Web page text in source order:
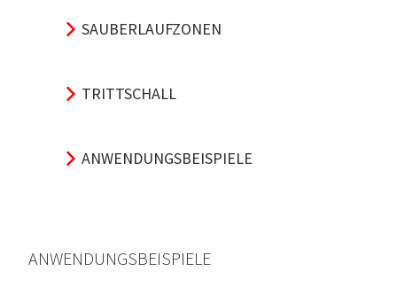
SAUBERLAUFZONEN
TRITTSCHALL
ANWENDUNGSBEISPIELE
ANWENDUNGSBEISPIELE